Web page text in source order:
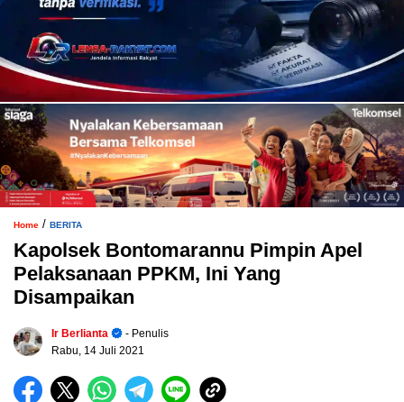
Home / BERITA
Kapolsek Bontomarannu Pimpin Apel
Pelaksanaan PPKM, Ini Yang
Disampaikan
Ir Berlianta
- Penulis
Rabu, 14 Juli 2021